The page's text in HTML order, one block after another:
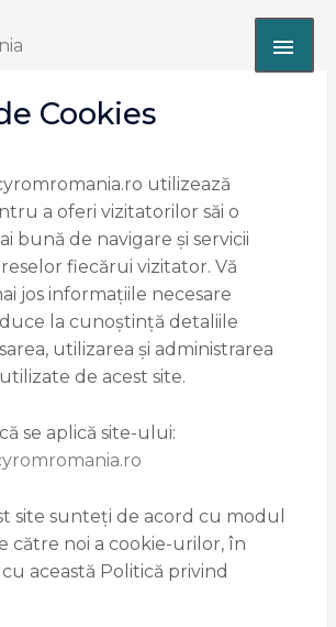
Cookies
utilizează
a oferi vizitatorilor săi o
bună de navigare și servicii
fiecărui vizitator. Vă
jos informațiile necesare
la cunoștință detaliile
utilizarea și administrarea
de acest site.
se aplică site-ului:
site sunteți de acord cu modul
către noi a cookie-urilor, în
această Politică privind